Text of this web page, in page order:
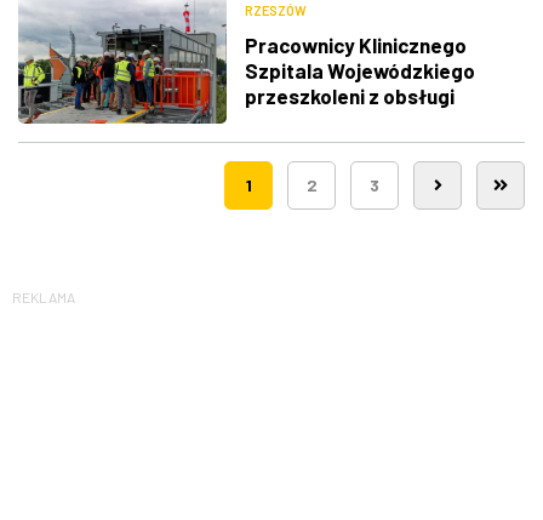
RZESZÓW
Pracownicy Klinicznego
Szpitala Wojewódzkiego
przeszkoleni z obsługi
śmigłowców LPR
1 2 3
REKLAMA